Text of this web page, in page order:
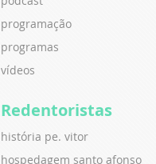
programação
programas
vídeos
Redentoristas
história pe. vitor
hospedagem santo afonso